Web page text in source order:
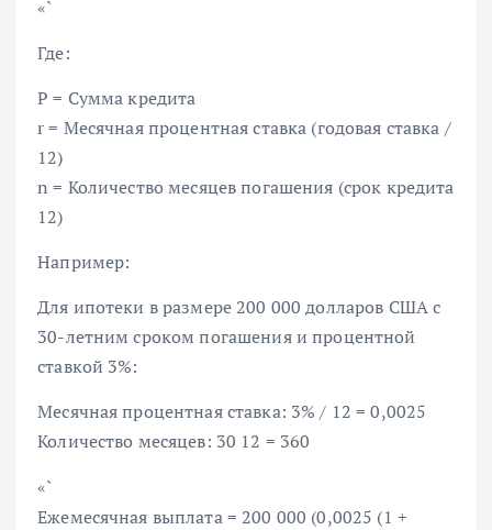
«`
Где:
P = Сумма кредита
r = Месячная процентная ставка (годовая ставка /
12)
n = Количество месяцев погашения (срок кредита
12)
Например:
Для ипотеки в размере 200 000 долларов США с
30-летним сроком погашения и процентной
ставкой 3%:
Месячная процентная ставка: 3% / 12 = 0,0025
Количество месяцев: 30 12 = 360
«`
Ежемесячная выплата = 200 000 (0,0025 (1 +